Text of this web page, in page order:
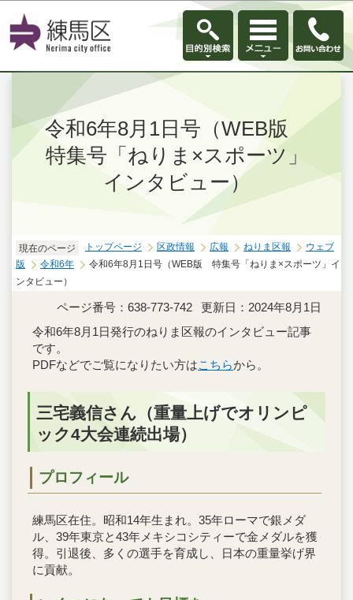
このページの本文へ移動
令和6年8月1日号（WEB版
特集号「ねりま×スポーツ」
インタビュー）
現在のページ トップページ 区政情報 広報 ねりま区報
ウェブ
版
令和6年
令和6年8月1日号（WEB版 特集号「ねりま×スポーツ」イ
ンタビュー）
ページ番号：638-773-742
更新日：2024年8月1日
令和6年8月1日発行のねりま区報のインタビュー記事
です。
PDFなどでご覧になりたい方はこちらから。
三宅義信さん（重量上げでオリンピ
ック4大会連続出場）
プロフィール
練馬区在住。昭和14年生まれ。35年ローマで銀メダ
ル、39年東京と43年メキシコシティーで金メダルを獲
得。引退後、多くの選手を育成し、日本の重量挙げ界
に貢献。